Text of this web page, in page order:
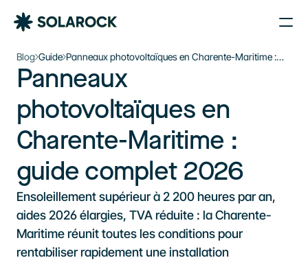
Nos Agences
Nos Installations
À propos
Blog
À propos de Solarock
Nos produits
‍01 89 71 71 48
J’estime mon projet
Blog Guide Panneaux photovoltaïques en Charente-Maritime :
guide complet 2026
Panneaux
photovoltaïques en
Charente-Maritime :
guide complet 2026
Ensoleillement supérieur à 2 200 heures par an,
aides 2026 élargies, TVA réduite : la Charente-
Maritime réunit toutes les conditions pour
rentabiliser rapidement une installation
Le plein d’énergie solaire
dans votre boîte mail
Je souhaite m’inscrire à la newsletter
S'inscrire à la newsletter